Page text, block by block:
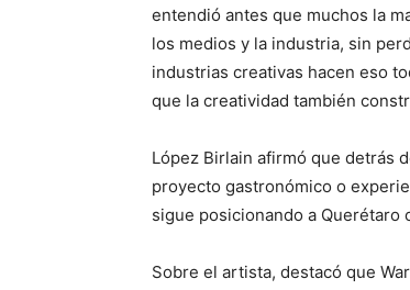
entendió antes que muchos la
los medios y la industria, sin
industrias creativas hacen eso
que la creatividad también
López Birlain afirmó que detrás
proyecto gastronómico o
sigue posicionando a
Sobre el artista, destacó que